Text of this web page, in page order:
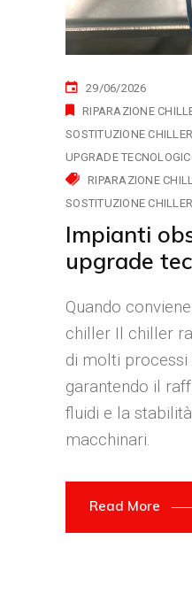
29/06/2026
RIPARAZIONE
SOSTITUZIONE CHILLER
UPGRADE
RIPARAZIONE
SOSTITUZIONE CHILLER
Impianti
upgrade
Quando
chiller Il chiller
di molti processi
garantendo il
fluidi e la
macchinari.
Read More